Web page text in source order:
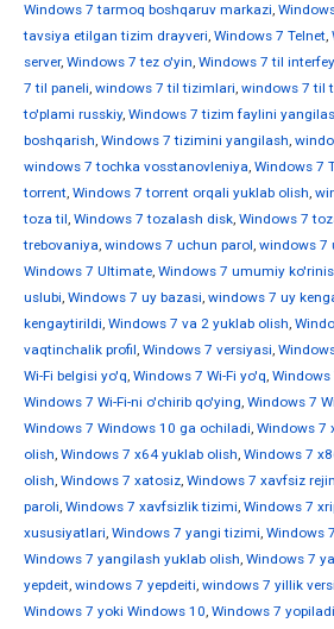
Windows 7 tarmoq boshqaruv markazi,
tavsiya etilgan tizim drayveri, Windows 7 Telnet,
server, Windows 7 tez o'yin, Windows 7 til
7 til paneli, windows 7 til tizimlari, windows 7 til
to'plami russkiy, Windows 7 tizim faylini
boshqarish, Windows 7 tizimini yangilash,
windows 7 tochka vosstanovleniya, Windows 7
torrent, Windows 7 torrent orqali yuklab olish,
toza til, Windows 7 tozalash disk, Windows 7
trebovaniya, windows 7 uchun parol, windows 7
Windows 7 Ultimate, Windows 7 umumiy
uslubi, Windows 7 uy bazasi, windows 7 uy
kengaytirildi, Windows 7 va 2 yuklab olish,
vaqtinchalik profil, Windows 7 versiyasi,
Wi-Fi belgisi yo'q, Windows 7 Wi-Fi yo'q, Windows
Windows 7 Wi-Fi-ni o'chirib qo'ying, Windows 7
Windows 7 Windows 10 ga ochiladi, Windows 7
olish, Windows 7 x64 yuklab olish, Windows 7
olish, Windows 7 xatosiz, Windows 7 xavfsiz
paroli, Windows 7 xavfsizlik tizimi, Windows 7
xususiyatlari, Windows 7 yangi tizimi, Windows
Windows 7 yangilash yuklab olish, Windows 7
yepdeit, windows 7 yepdeiti, windows 7 yillik
Windows 7 yoki Windows 10, Windows 7 yopiladi